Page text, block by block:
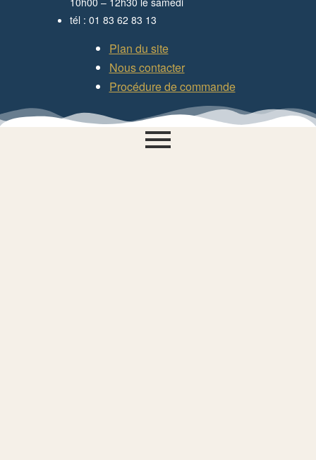
tél : 01 83 62 83 13
Plan du site
Nous contacter
Procédure de commande